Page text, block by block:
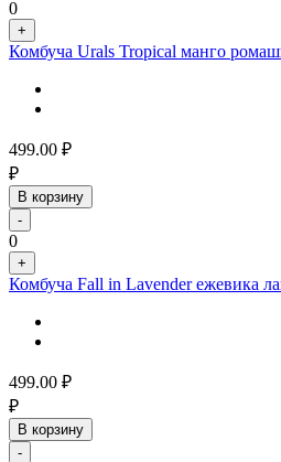
0
+
Комбуча Urals Tropical манго
499.00 ₽
₽
В корзину
-
0
+
Комбуча Fall in Lavender ежевика
499.00 ₽
₽
В корзину
-